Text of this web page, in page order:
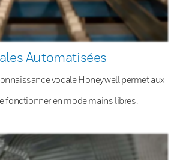
Automatisées
vocale Honeywell permet aux
fonctionner en mode mains libres.